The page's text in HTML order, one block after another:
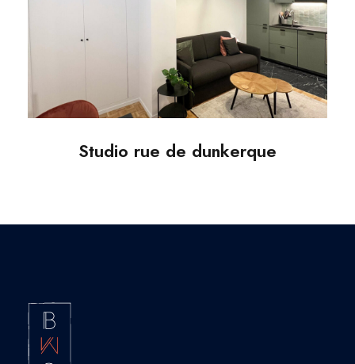
Studio rue de dunkerque
Studio rue de dunkerque